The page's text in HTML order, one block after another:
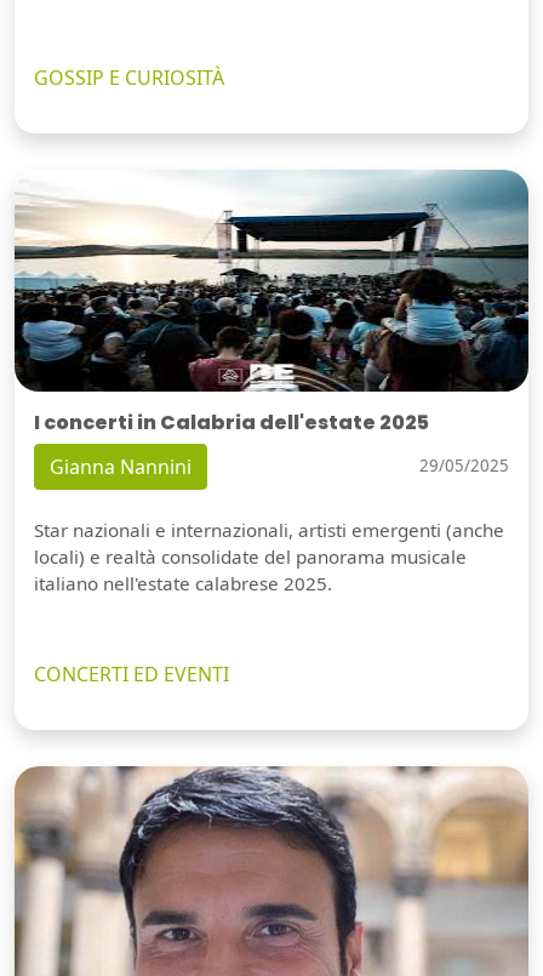
GOSSIP E CURIOSITÀ
I concerti in Calabria dell'estate 2025
Gianna Nannini 29/05/2025
Star nazionali e internazionali, artisti emergenti (anche
locali) e realtà consolidate del panorama musicale
italiano nell'estate calabrese 2025.
CONCERTI ED EVENTI